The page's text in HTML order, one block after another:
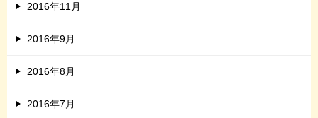
2016年11月
2016年9月
2016年8月
2016年7月